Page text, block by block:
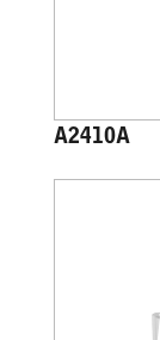
A2410A